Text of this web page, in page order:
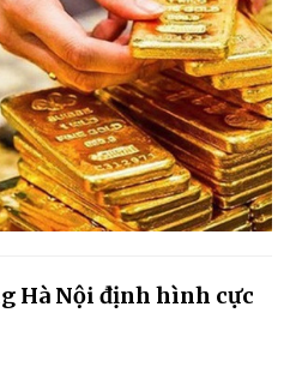
Hà Nội định hình cực